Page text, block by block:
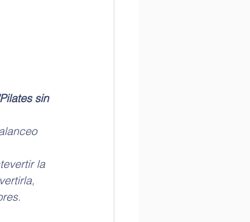
sin
la